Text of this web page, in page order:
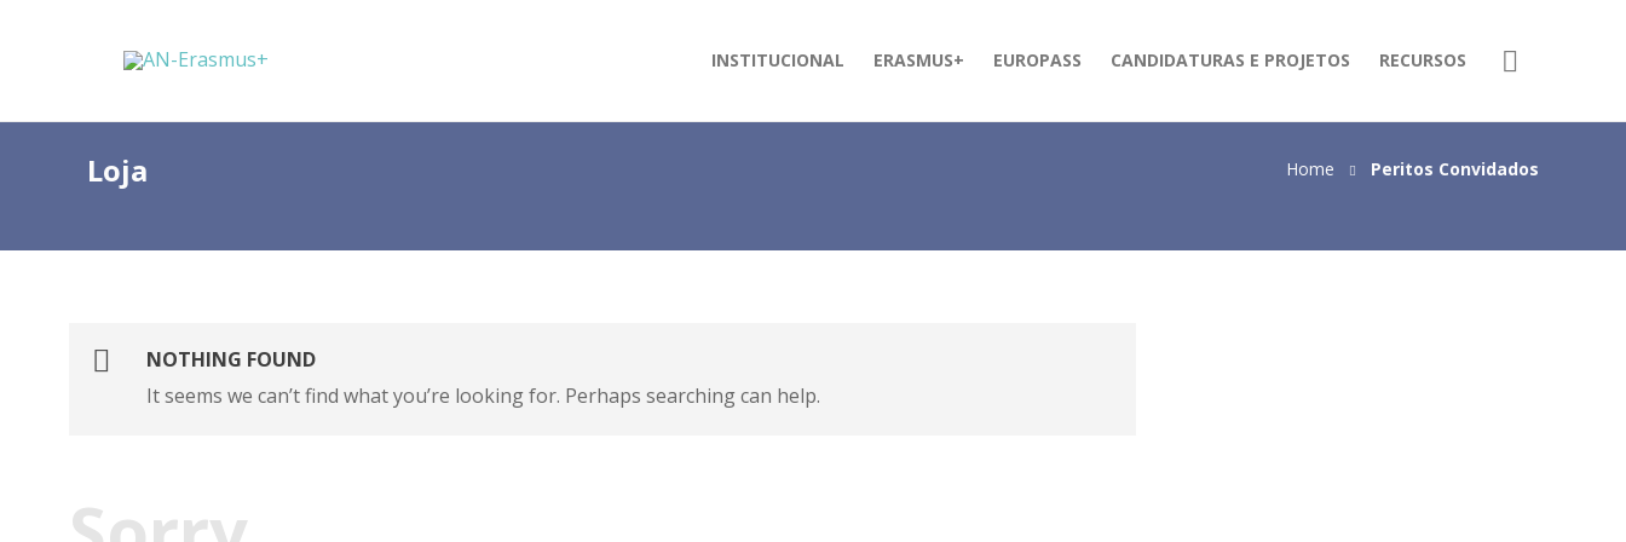
INSTITUCIONAL ERASMUS+ EUROPASS CANDIDATURAS E PROJETOS RECURSOS
Loja Home Peritos Convidados
NOTHING FOUND
It seems we can’t find what you’re looking for. Perhaps searching can help.